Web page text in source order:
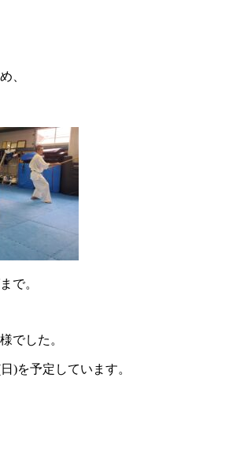
、
で。
でした。
)を予定しています。